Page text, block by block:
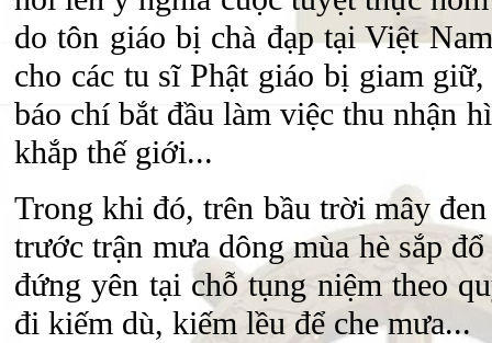
do tôn giáo bị chà đạp tại Việt
cho các tu sĩ Phật giáo bị giam
báo chí bắt đầu làm việc thu nhận
khắp thế giới...
Trong khi đó, trên bầu trời mây
trước trận mưa dông mùa hè sắp
đứng yên tại chỗ tụng niệm theo
đi kiếm dù, kiếm lều để che mưa...